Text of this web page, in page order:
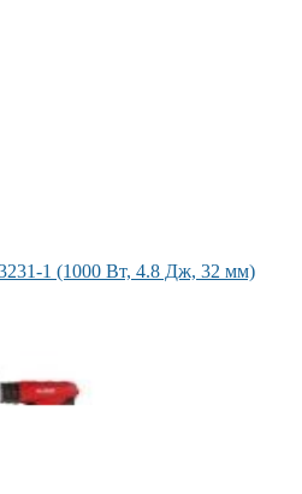
1 (1000 Вт, 4.8 Дж, 32 мм)